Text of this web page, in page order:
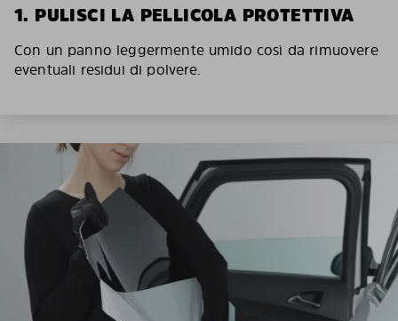
1. PULISCI LA PELLICOLA PROTETTIVA
Con un panno leggermente umido così da rimuovere
eventuali residui di polvere.